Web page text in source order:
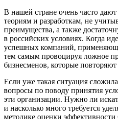
В нашей стране очень часто
теориям и разработкам, не
преимущества, а также
в российских условиях. Когда
успешных компаний,
тем самым провоцируя ложное
бизнесменов, которые
Если уже такая ситуация
вопросы по поводу принятия
эти организации. Нужно ли
и насколько много требуется
методике оценки